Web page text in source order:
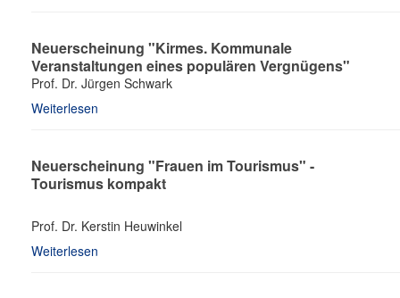
Neuerscheinung "Kirmes. Kommunale
Veranstaltungen eines populären Vergnügens"
Prof. Dr. Jürgen Schwark
Weiterlesen
Neuerscheinung "Frauen im Tourismus" -
Tourismus kompakt
Prof. Dr. Kerstin Heuwinkel
Weiterlesen